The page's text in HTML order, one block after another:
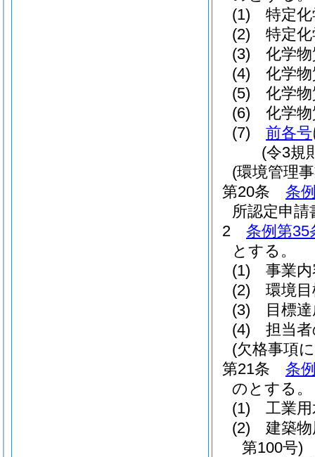
(1)
特定
(2)
特定
(3)
化学
(4)
化学
(5)
化学
(6)
化学
(7)
前各号
(令3規
(環境管理
第20条
条
所認定申請
2
条例第35
とする。
(1)
事業
(2)
環境
(3)
目標
(4)
担当
(欠格事項
第21条
条
のとする。
(1)
工業
(2)
建築
第100号)